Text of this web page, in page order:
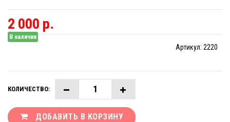
2 000 р.
В наличии
Артикул: 2220
КОЛИЧЕСТВО:
ДОБАВИТЬ В КОРЗИНУ